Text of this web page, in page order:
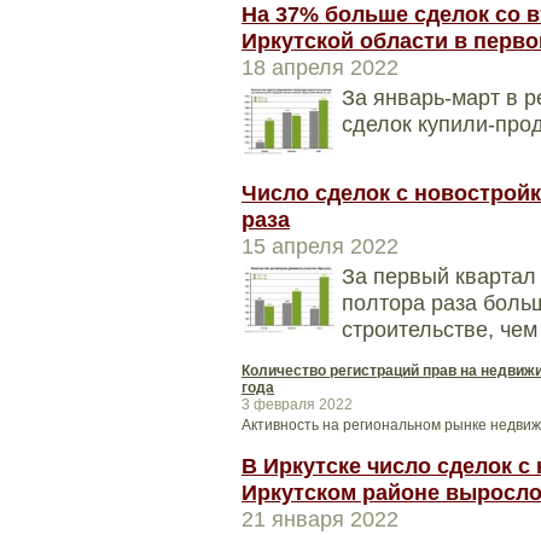
На 37% больше сделок
Иркутской области в
18 апреля 2022
За январь-март в
сделок купили-
Число сделок с
раза
15 апреля 2022
За первый квартал
полтора раза
строительстве,
Количество регистраций прав на
года
3 февраля 2022
Активность на региональном рынке
В Иркутске число сделок
Иркутском районе выросло
21 января 2022